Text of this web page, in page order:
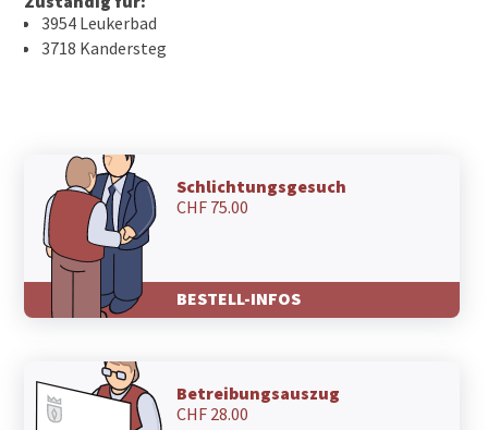
3954 Leukerbad
3718 Kandersteg
Schlichtungsgesuch
CHF 75.00
BESTELL-INFOS
Betreibungsauszug
CHF 28.00